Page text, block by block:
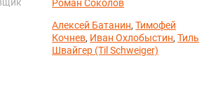
Роман Соколов
Алексей Батанин,Тимофей
Кочнев, Иван Охлобыстин,Тиль
Швайгер (Til Schweiger)